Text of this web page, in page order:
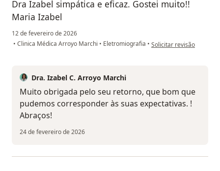
Dra Izabel simpática e eficaz. Gostei muito!!
Maria Izabel
12 de fevereiro de 2026
• Clinica Médica Arroyo Marchi • Eletromiografia • na opinião do utilizador
Solicitar revisão
Dra. Izabel C. Arroyo Marchi
Muito obrigada pelo seu retorno, que bom que
pudemos corresponder às suas expectativas. !
Abraços!
24 de fevereiro de 2026